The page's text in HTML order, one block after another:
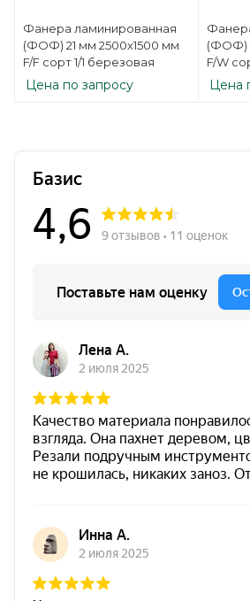
Фанера ламинированная
(ФОФ) 21 мм 2500х1500 мм
F/F сорт 1/1 березовая
Цена по запросу
(ФОФ)
F/W
Цена